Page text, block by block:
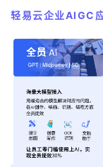
轻易云企业AIGC